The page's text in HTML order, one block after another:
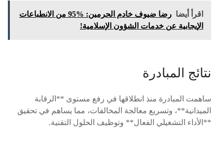
اقرأ أيضا
رضا ضيوف خادم الحرمين: %95 من الانطباعات
الإيجابية عن خدمات الشؤون الإسلامية!
نتائج المبادرة
ساهمت المبادرة منذ انطلاقها في رفع مستوى **الرقابة
الميدانية**، وتسريع معالجة المخالفات، مما يساهم في تحقيق
**الأداء التشغيلي الفعال** وتوظيف الحلول التقنية.